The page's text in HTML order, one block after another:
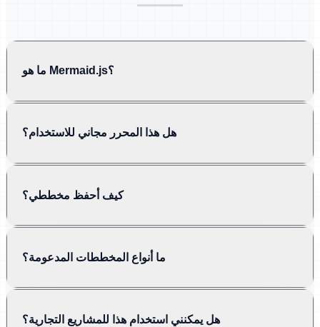
ما هو Mermaid.js؟
هل هذا المحرر مجاني للاستخدام؟
كيف أحفظ مخططي؟
ما أنواع المخططات المدعومة؟
هل يمكنني استخدام هذا للمشاريع التجارية؟